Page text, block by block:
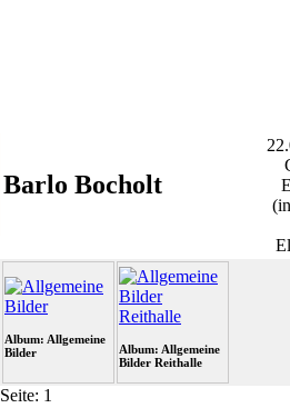
Barlo Bocholt
Album: Allgemeine
Bilder
Album: Allgemeine
Bilder Reithalle
Seite: 1